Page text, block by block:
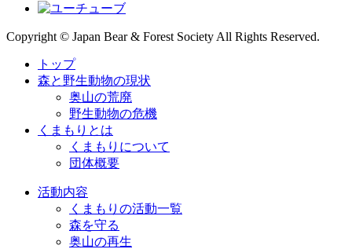
Copyright © Japan Bear & Forest Society All Rights Reserved.
トップ
森と野生動物の現状
奥山の荒廃
野生動物の危機
くまもりとは
くまもりについて
団体概要
活動内容
くまもりの活動一覧
森を守る
奥山の再生